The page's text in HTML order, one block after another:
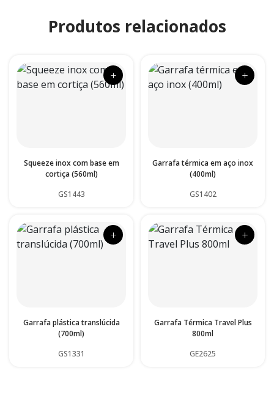
Produtos relacionados
+
Squeeze inox com base em
cortiça (560ml)
GS1443
+
Garrafa térmica em aço inox
(400ml)
GS1402
+
Garrafa plástica translúcida
(700ml)
GS1331
+
Garrafa Térmica Travel Plus
800ml
GE2625